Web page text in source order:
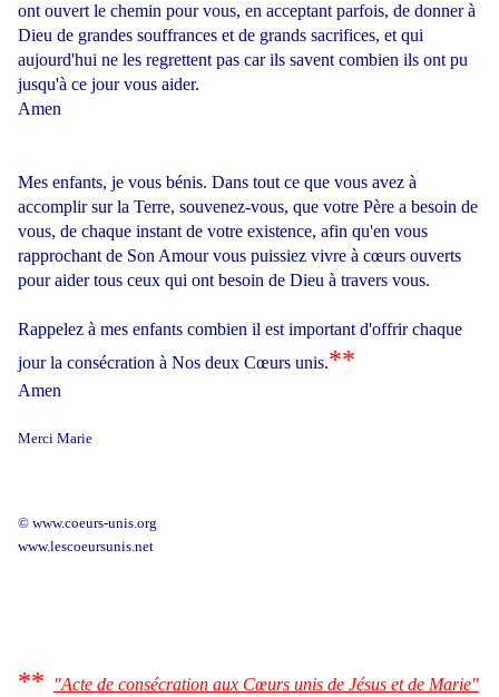
ont ouvert le chemin pour vous, en acceptant parfois, de donner à
Dieu de grandes souffrances et de grands sacrifices, et qui
aujourd'hui ne les regrettent pas car ils savent combien ils ont pu
jusqu'à ce jour vous aider.
Amen
Mes enfants, je vous bénis. Dans tout ce que vous avez à
accomplir sur la Terre, souvenez-vous, que votre Père a besoin de
vous, de chaque instant de votre existence, afin qu'en vous
rapprochant de Son Amour vous puissiez vivre à cœurs ouverts
pour aider tous ceux qui ont besoin de Dieu à travers vous.
Rappelez à mes enfants combien il est important d'offrir chaque
jour la consécration à Nos deux Cœurs unis.**
Amen
Merci Marie
© www.coeurs-unis.org
www.lescoeursunis.net
** "Acte de consécration aux Cœurs unis de Jésus et de Marie"